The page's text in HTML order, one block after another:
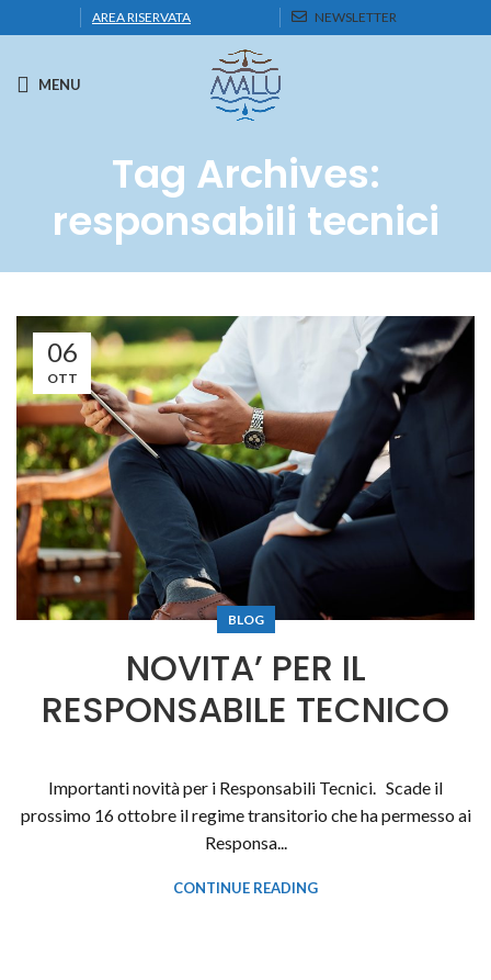
AREA RISERVATA NEWSLETTER
MENU
Tag Archives:
responsabili tecnici
06
OTT
BLOG
NOVITA’ PER IL
RESPONSABILE TECNICO
Importanti novità per i Responsabili Tecnici. Scade il
prossimo 16 ottobre il regime transitorio che ha permesso ai
Responsa...
CONTINUE READING